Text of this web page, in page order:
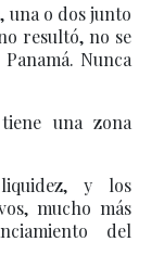
una o dos junto
resultó, no se
Nunca
una zona
y los
mucho más
del